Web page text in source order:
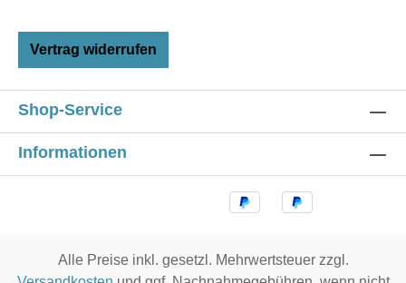
Vertrag widerrufen
Shop-Service
Informationen
Alle Preise inkl. gesetzl. Mehrwertsteuer zzgl.